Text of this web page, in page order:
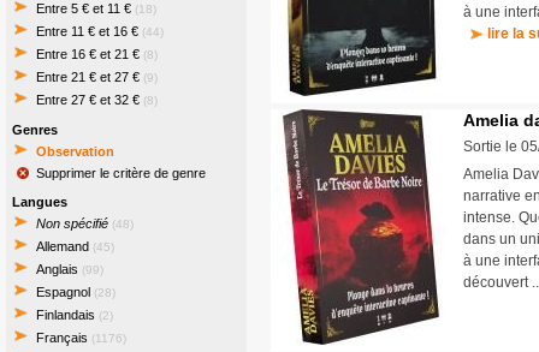
Entre 5 € et 11 € (18)
Entre 11 € et 16 € (44)
Entre 16 € et 21 € (8)
Entre 21 € et 27 € (9)
Entre 27 € et 32 € (8)
Genres
Observation
Supprimer le critère de genre
Langues
Non spécifié (48)
Allemand (45)
Anglais (99)
Espagnol (28)
Finlandais (2)
Français (1176)
à une
lire la
Amelia
Sortie le
Amelia
narrative
intense.
dans un
à une
découvert